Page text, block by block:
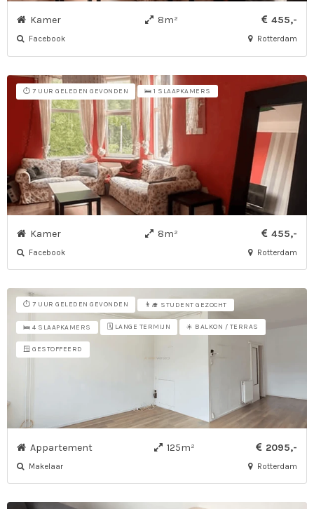
Kamer 8m² 455,-
Facebook Rotterdam
⏱️ 7 UUR GELEDEN GEVONDEN 🛌 1 SLAAPKAMERS
Kamer 8m² 455,-
Facebook Rotterdam
⏱️ 7 UUR GELEDEN GEVONDEN 👨‍🎓 STUDENT GEZOCHT
🛌 4 SLAAPKAMERS 🗓️ LANGE TERMIJN ☀️ BALKON / TERRAS
🪟 GESTOFFEERD
Appartement 125m² 2095,-
Makelaar Rotterdam